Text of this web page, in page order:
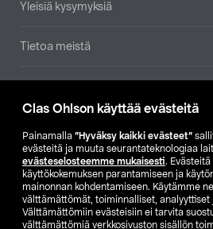
Clas Ohlson käyttää evästeitä
Painamalla ”Hyväksy kaikki evästeet”
evästeitä ja muuta seurantateknologiaa
evästeselosteemme mukaisesti.
käyttökokemuksen parantamiseen ja
mainonnan kohdentamiseen. Käytämme
välttämättömät, toiminnalliset, analyyttiset
Välttämättömiin evästeisiin ei tarvita
välttämättömiä verkkosivuston sisällön
Yleisiä kysymyksiä
Tietoa meistä
Etsi
SE NO FI